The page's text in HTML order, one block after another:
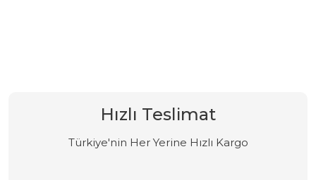
Hızlı Teslimat
Türkiye'nin Her Yerine Hızlı Kargo